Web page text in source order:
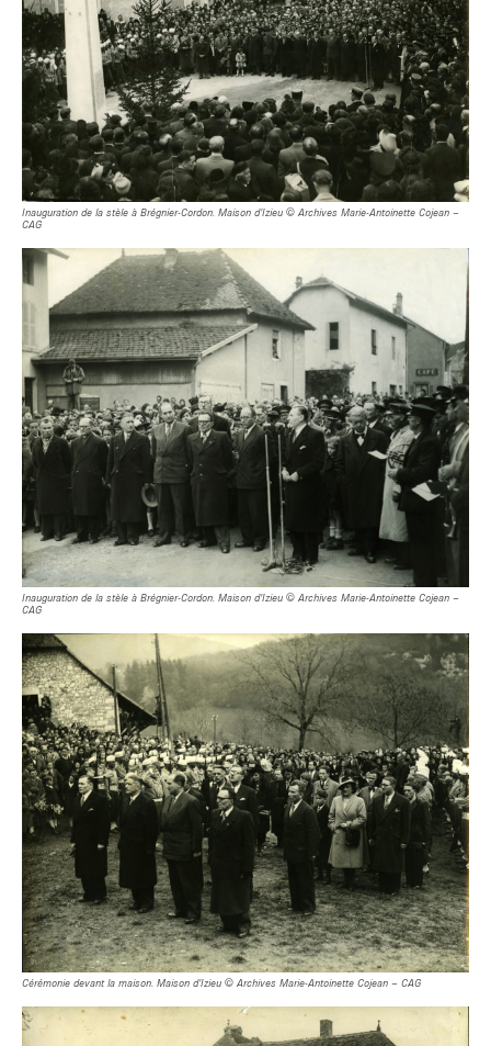
GEBEN SIE ZUM SUCHEN ENTER ODER ZUM SCHLIESSEN ESC E
IN
Inauguration de la stèle à Brégnier-Cordon. Maison d’Izieu © Archives Marie-Antoinette Cojean –
CAG
Inauguration de la stèle à Brégnier-Cordon. Maison d’Izieu © Archives Marie-Antoinette Cojean –
CAG
Cérémonie devant la maison. Maison d’Izieu © Archives Marie-Antoinette Cojean – CAG